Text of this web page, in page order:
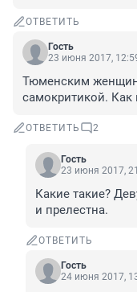
ОТВЕТИТЬ
Гость
23 июня 2017,
Тюменским
самокритикой.
ОТВЕТИТЬ 2
Гость
23 июня 2017,
Какие такие?
и прелестна.
ОТВЕТИТЬ
Гость
24 июня 2017,